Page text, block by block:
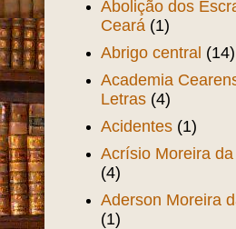
Abolição dos
Ceará (1)
Abrigo central (14)
Academia
Letras (4)
Acidentes (1)
Acrísio Moreira
(4)
Aderson Moreira
(1)